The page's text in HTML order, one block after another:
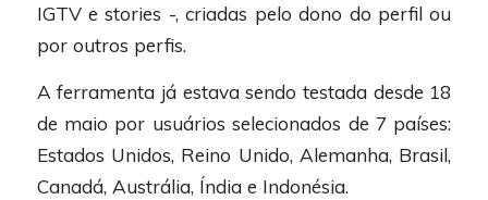
IGTV e stories -, criadas pelo dono do perfil ou
por outros perfis.
A ferramenta já estava sendo testada desde 18
de maio por usuários selecionados de 7 países:
Estados Unidos, Reino Unido, Alemanha, Brasil,
Canadá, Austrália, Índia e Indonésia.